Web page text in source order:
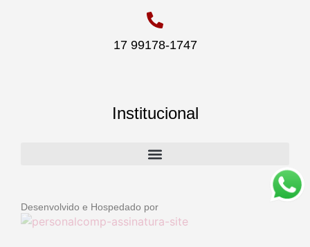
17 99178-1747
Institucional
Desenvolvido e Hospedado por